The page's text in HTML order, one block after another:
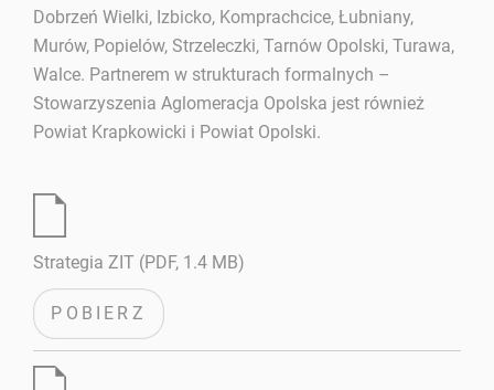
Dobrzeń Wielki, Izbicko, Komprachcice, Łubniany,
Murów, Popielów, Strzeleczki, Tarnów Opolski, Turawa,
Walce. Partnerem w strukturach formalnych –
Stowarzyszenia Aglomeracja Opolska jest również
Powiat Krapkowicki i Powiat Opolski.
Strategia ZIT (PDF, 1.4 MB)
POBIERZ